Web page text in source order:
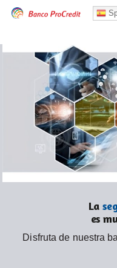
La
es
Disfruta de nuestra